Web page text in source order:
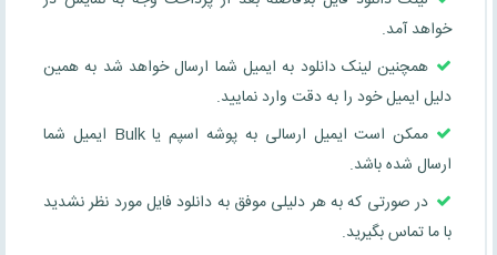
خواهد آمد.
همچنین لینک دانلود به ایمیل شما ارسال خواهد شد به همین
دلیل ایمیل خود را به دقت وارد نمایید.
ممکن است ایمیل ارسالی به پوشه اسپم یا Bulk ایمیل شما
ارسال شده باشد.
در صورتی که به هر دلیلی موفق به دانلود فایل مورد نظر نشدید
با ما تماس بگیرید.